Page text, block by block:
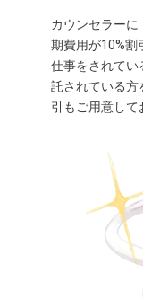
カウンセラー
期費用が10%割
仕事をされてい
託されている方
引もご用意して